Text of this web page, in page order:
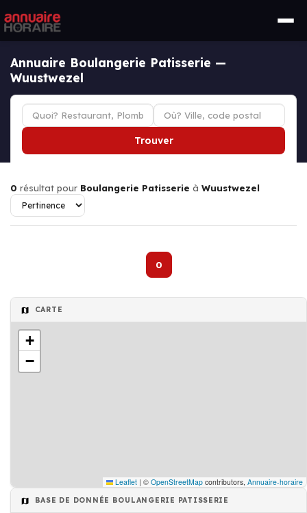
Annuaire Boulangerie Patisserie —
Wuustwezel
Trouver
0 résultat pour Boulangerie Patisserie à Wuustwezel
0
CARTE
+
−
Leaflet | © OpenStreetMap contributors, Annuaire-horaire
BASE DE DONNÉE BOULANGERIE PATISSERIE